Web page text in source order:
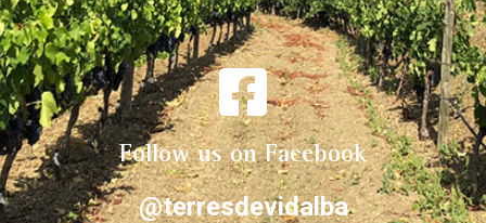
Follow us on Facebook
@terresdevidalba